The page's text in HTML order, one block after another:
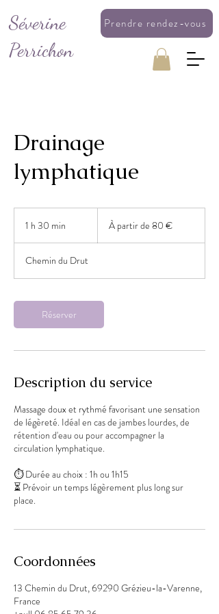
Séverine
Perrichon
Prendre rendez-vous
Drainage
lymphatique
1 h 30 min
m
i
partir
euros
À partir de 80 €
Chemin du Drut
Réserver
Description du service
Massage doux et rythmé favorisant une sensation
de légèreté. Idéal en cas de jambes lourdes, de
rétention d'eau ou pour accompagner la
circulation lymphatique.
⏱ Durée au choix : 1h ou 1h15
⏳ Prévoir un temps légèrement plus long sur
place.
Coordonnées
13 Chemin du Drut, 69290 Grézieu-la-Varenne,
France